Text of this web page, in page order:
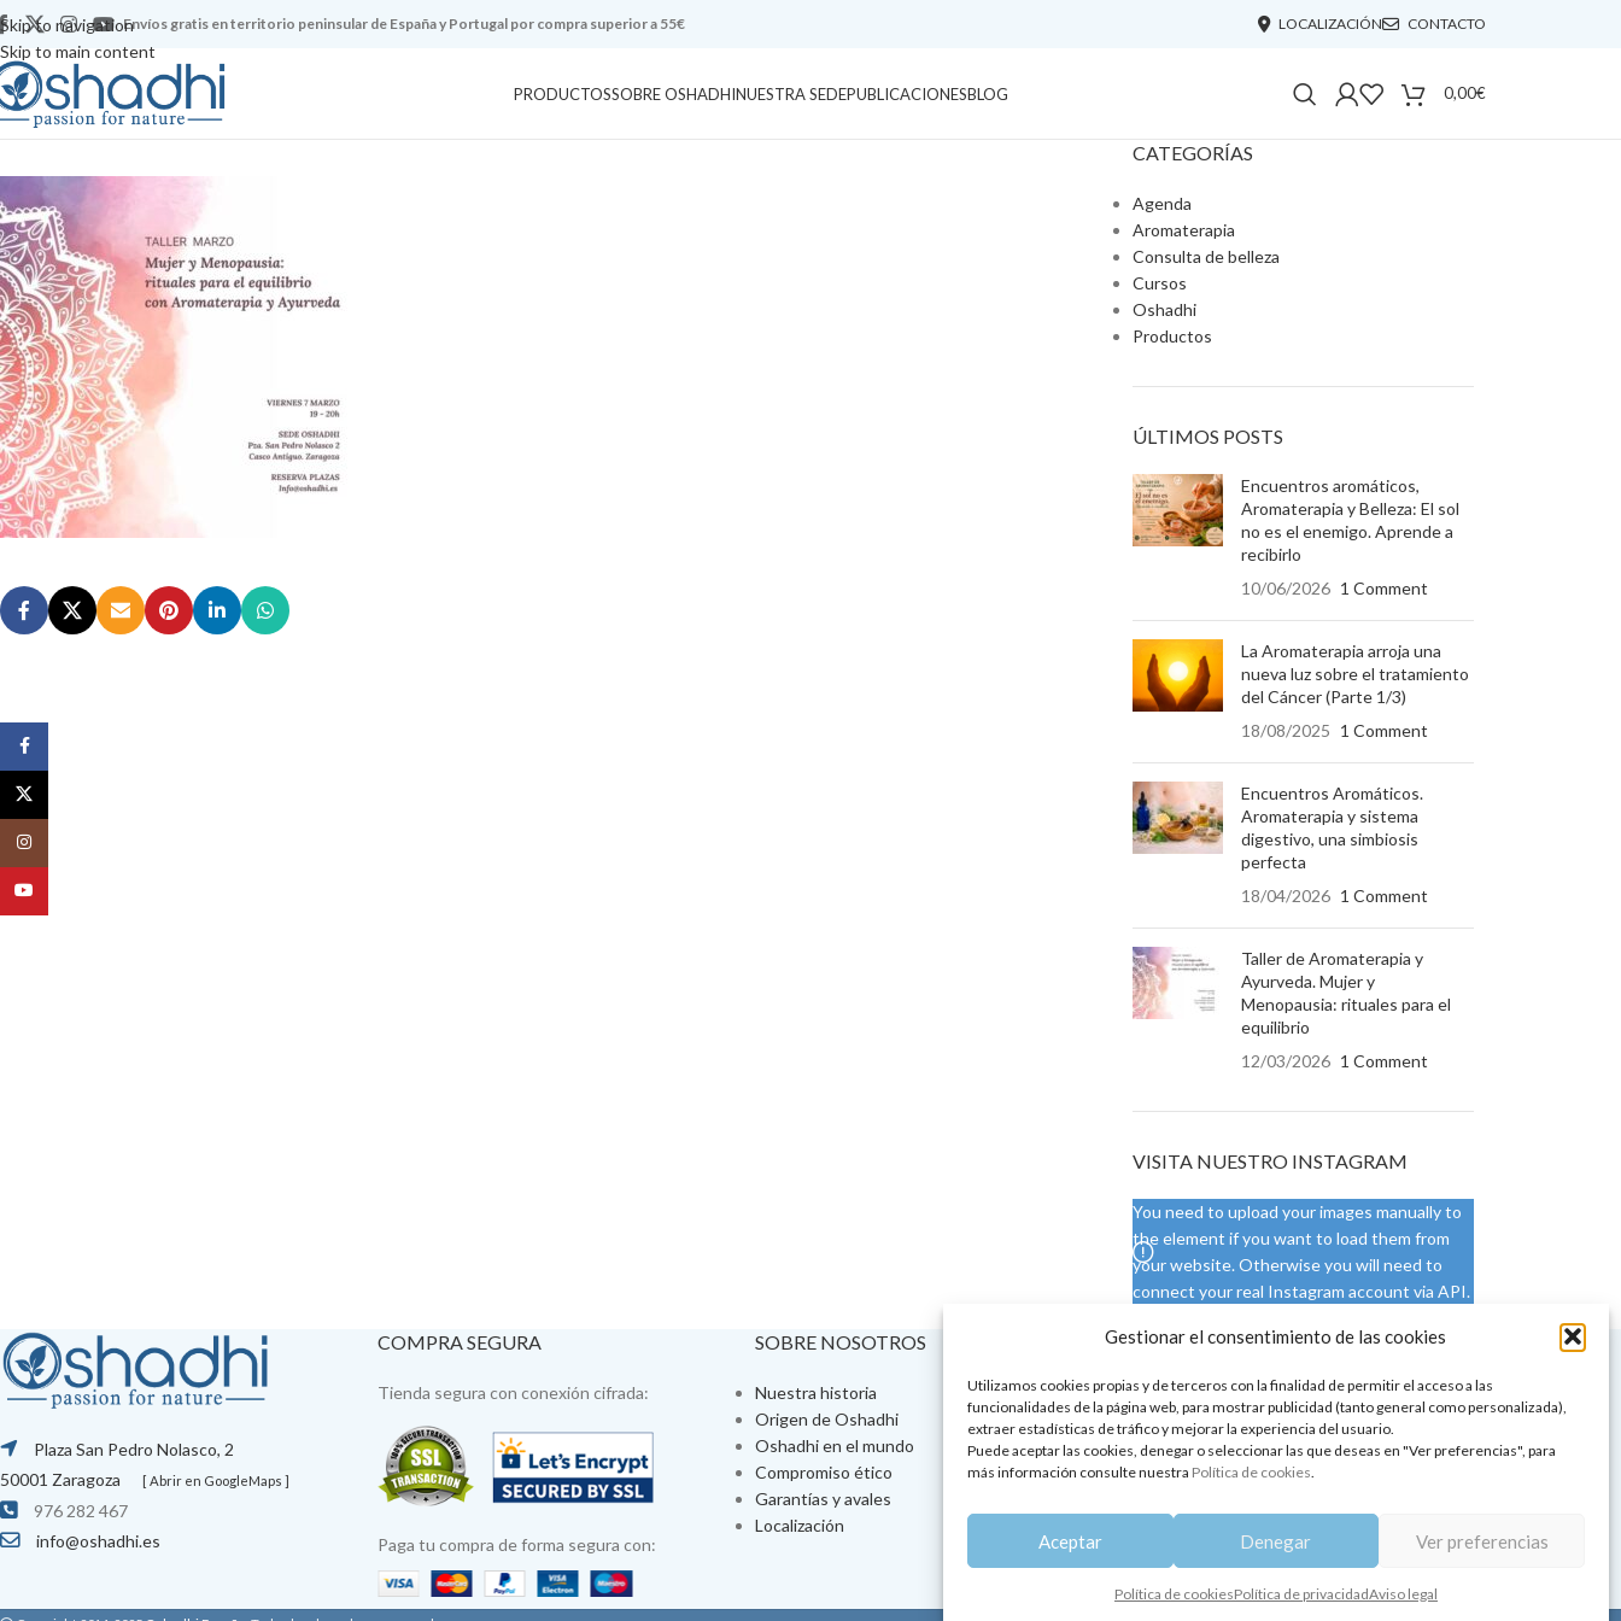
Gestionar el consentimiento de las cookies
Utilizamos cookies propias y de terceros con la finalidad de permitir el acceso a las
funcionalidades de la página web, para mostrar publicidad (tanto general como personalizada),
extraer estadísticas de tráfico y mejorar la experiencia del usuario.
Puede aceptar las cookies, denegar o seleccionar las que deseas en "Ver preferencias", para
más información consulte nuestra Política de cookies.
Aceptar Denegar Ver preferencias
Política de cookiesPolítica de privacidadAviso legal
Skip to navigation
Skip to main content
Envíos gratis en territorio peninsular de España y Portugal por compra superior a 55€ LOCALIZACIÓN CONTACTO
PRODUCTOSSOBRE OSHADHINUESTRA SEDEPUBLICACIONESBLOG 0,00€
CATEGORÍAS
Agenda
Aromaterapia
Consulta de belleza
Cursos
Oshadhi
Productos
ÚLTIMOS POSTS
Encuentros aromáticos,
Aromaterapia y Belleza: El sol
no es el enemigo. Aprende a
recibirlo
10/06/2026 1 Comment
La Aromaterapia arroja una
nueva luz sobre el tratamiento
del Cáncer (Parte 1/3)
18/08/2025 1 Comment
Encuentros Aromáticos.
Aromaterapia y sistema
digestivo, una simbiosis
perfecta
18/04/2026 1 Comment
Taller de Aromaterapia y
Ayurveda. Mujer y
Menopausia: rituales para el
equilibrio
12/03/2026 1 Comment
VISITA NUESTRO INSTAGRAM
You need to upload your images manually to
the element if you want to load them from
your website. Otherwise you will need to
connect your real Instagram account via API.
Plaza San Pedro Nolasco, 2
50001 Zaragoza
[ Abrir en GoogleMaps ]
976 282 467
info@oshadhi.es
COMPRA SEGURA
Tienda segura con conexión cifrada:
Paga tu compra de forma segura con:
SOBRE NOSOTROS
Nuestra historia
Origen de Oshadhi
Oshadhi en el mundo
Compromiso ético
Garantías y avales
Localización
VISÍTA NUESTRA SEDE
Tienda física
Talleres de aromaterapia
Tratamientos de belleza
Ayurveda
Aromaterapia y bienestar
CONDICIONES DE USO
Condiciones generales
Cambios y devoluciones
Formas de pago
Formas de envío